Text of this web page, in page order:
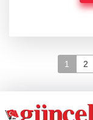
1 2